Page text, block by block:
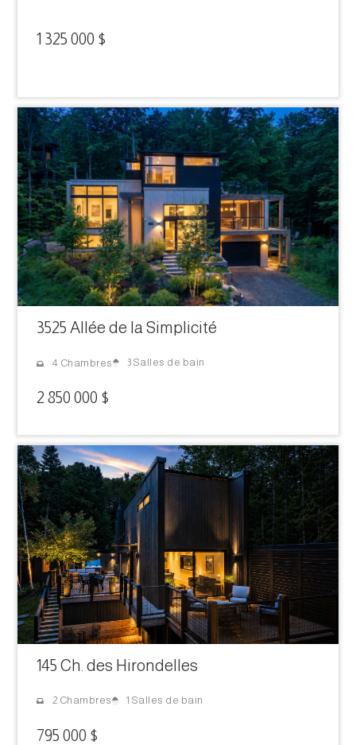
1 325 000 $
3525 Allée de la Simplicité
4 Chambres 3 Salles de bain
2 850 000 $
145 Ch. des Hirondelles
2 Chambres 1 Salles de bain
795 000 $